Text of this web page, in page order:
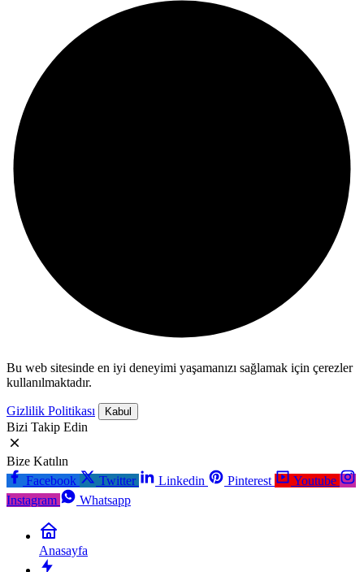
Bu web sitesinde en iyi deneyimi yaşamanızı sağlamak için çerezler
kullanılmaktadır.
Gizlilik Politikası Kabul
Bizi Takip Edin
Bize Katılın
Facebook
Twitter Linkedin Pinterest
Youtube
Instagram
Whatsapp
Anasayfa